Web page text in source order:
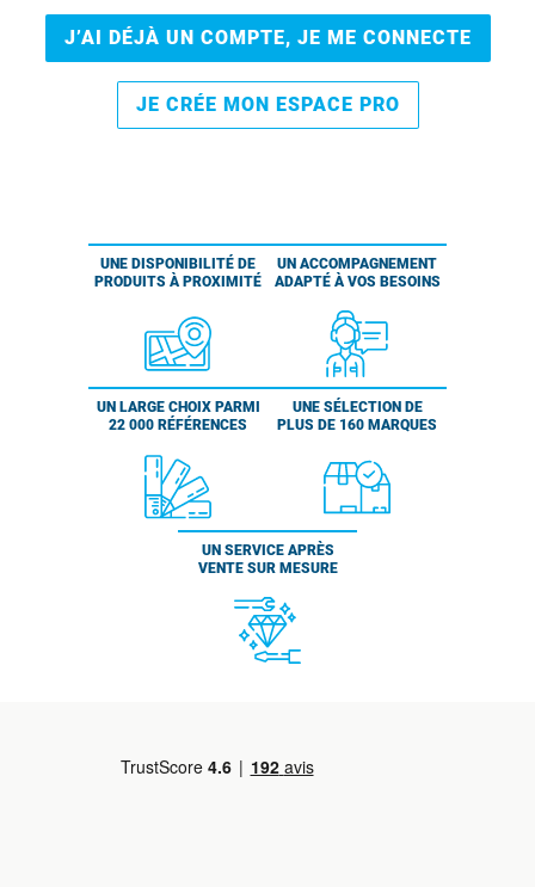
J’AI DÉJÀ UN COMPTE, JE ME CONNECTE
JE CRÉE MON ESPACE PRO
UNE DISPONIBILITÉ DE
PRODUITS À PROXIMITÉ
UN ACCOMPAGNEMENT
ADAPTÉ À VOS BESOINS
UN LARGE CHOIX PARMI
22 000 RÉFÉRENCES
UNE SÉLECTION DE
PLUS DE 160 MARQUES
UN SERVICE APRÈS
VENTE SUR MESURE